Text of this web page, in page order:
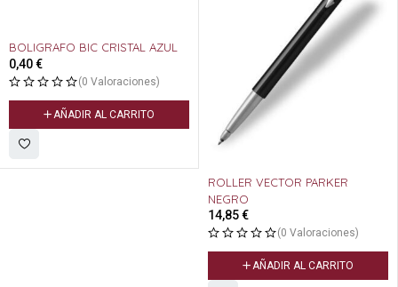
BOLIGRAFO BIC CRISTAL AZUL
0,40€
(0 Valoraciones)
AÑADIR AL CARRITO
ROLLER VECTOR PARKER
NEGRO
14,85€
(0 Valoraciones)
AÑADIR AL CARRITO